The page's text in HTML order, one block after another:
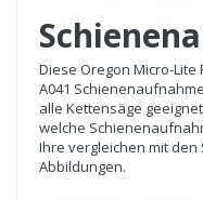
Diese Oregon Micro-
A041
alle Kettensäge
welche
Ihre vergleichen mit
Abbildungen.